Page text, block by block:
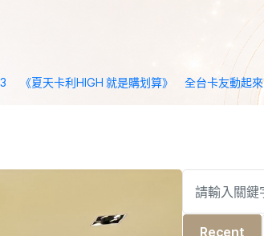
《夏天卡利HIGH 就是購划算》 全台卡友動起來
Recent